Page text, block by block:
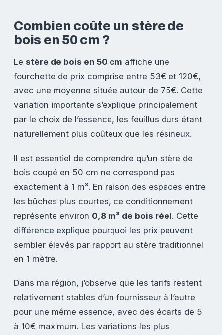
Combien coûte un stère de
bois en 50 cm ?
Le stère de bois en 50 cm affiche une
fourchette de prix comprise entre 53€ et 120€,
avec une moyenne située autour de 75€. Cette
variation importante s’explique principalement
par le choix de l’essence, les feuillus durs étant
naturellement plus coûteux que les résineux.
Il est essentiel de comprendre qu’un stère de
bois coupé en 50 cm ne correspond pas
exactement à 1 m³. En raison des espaces entre
les bûches plus courtes, ce conditionnement
représente environ 0,8 m³ de bois réel. Cette
différence explique pourquoi les prix peuvent
sembler élevés par rapport au stère traditionnel
en 1 mètre.
Dans ma région, j’observe que les tarifs restent
relativement stables d’un fournisseur à l’autre
pour une même essence, avec des écarts de 5
à 10€ maximum. Les variations les plus